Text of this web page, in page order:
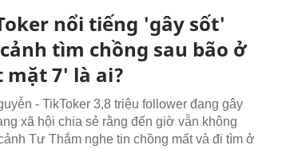
nổi tiếng 'gây sốt'
tìm chồng sau bão ở
mặt 7' là ai?
- TikToker 3,8 triệu follower đang gây
xã hội chia sẻ rằng đến giờ vẫn không
Tư Thắm nghe tin chồng mất và đi tìm ở